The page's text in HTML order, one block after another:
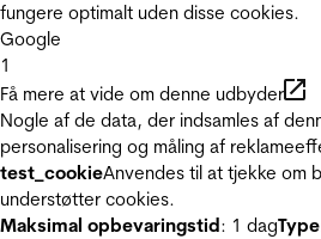
fungere optimalt uden disse cookies.
Google
1
Få mere at vide om denne udbyder
Nogle af de data, der indsamles af
personalisering og måling af
test_cookieAnvendes til at tjekke om
understøtter cookies.
Maksimal opbevaringstid: 1 dagType